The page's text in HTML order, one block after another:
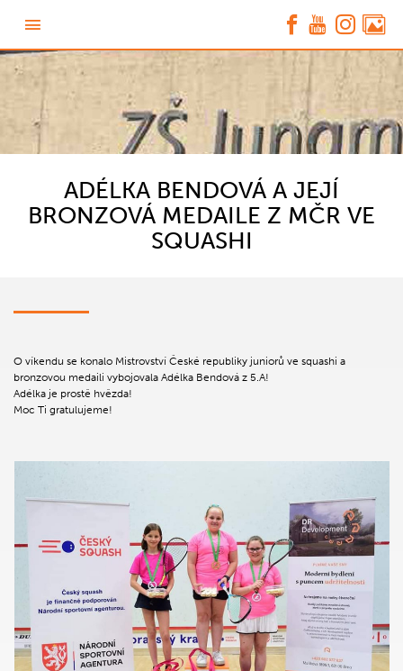
ADÉLKA BENDOVÁ A JEJÍ
BRONZOVÁ MEDAILE Z MČR VE
SQUASHI
O víkendu se konalo Mistrovství České republiky juniorů ve squashi a
bronzovou medaili vybojovala Adélka Bendová z 5.A!
Adélka je prostě hvězda!
Moc Ti gratulujeme!